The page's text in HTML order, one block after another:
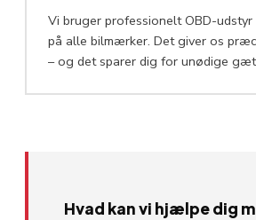
Vi bruger professionelt OBD-
på alle bilmærker. Det giver os
– og det sparer dig for unødige
Hvad kan vi hjælpe dig